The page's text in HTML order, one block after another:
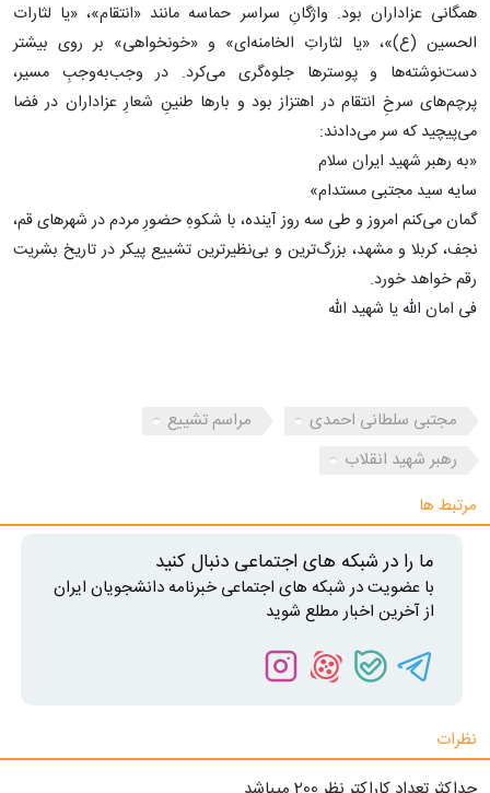
همگانی عزاداران بود. واژگانِ سراسر حماسه مانند «انتقام»، «یا لثارات
الحسین (ع)»، «یا لثاراتِ الخامنه‌ای» و «خونخواهی» بر روی بیشتر
دست‌نوشته‌ها و پوسترها جلوه‌گری می‌کرد. در وجب‌به‌وجبِ مسیر،
پرچم‌های سرخِ انتقام در اهتزاز بود و بارها طنینِ شعارِ عزاداران در فضا
می‌پیچید که سر می‌دادند:
«به رهبر شهید ایران سلام
سایه سید مجتبی مستدام»
گمان می‌کنم امروز و طی سه روز آینده، با شکوهِ حضورِ مردم در شهرهای قم،
نجف، کربلا و مشهد، بزرگ‌ترین و بی‌نظیرترین تشییع پیکر در تاریخ بشریت
رقم خواهد خورد.
فی امان الله یا شهید الله
مجتبی سلطانی احمدی
مراسم تشییع
رهبر شهید انقلاب
مرتبط ها
ما را در شبکه های اجتماعی دنبال کنید
با عضویت در شبکه های اجتماعی خبرنامه دانشجویان ایران
از آخرین اخبار مطلع شوید
نظرات